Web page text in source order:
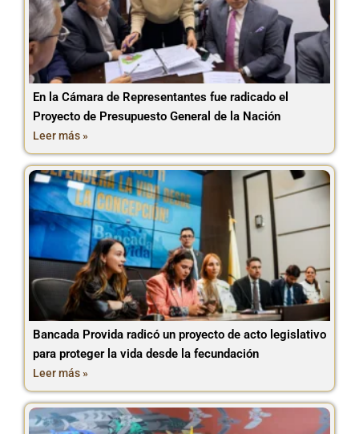
En la Cámara de Representantes fue radicado el
Proyecto de Presupuesto General de la Nación
Leer más »
Bancada Provida radicó un proyecto de acto legislativo
para proteger la vida desde la fecundación
Leer más »